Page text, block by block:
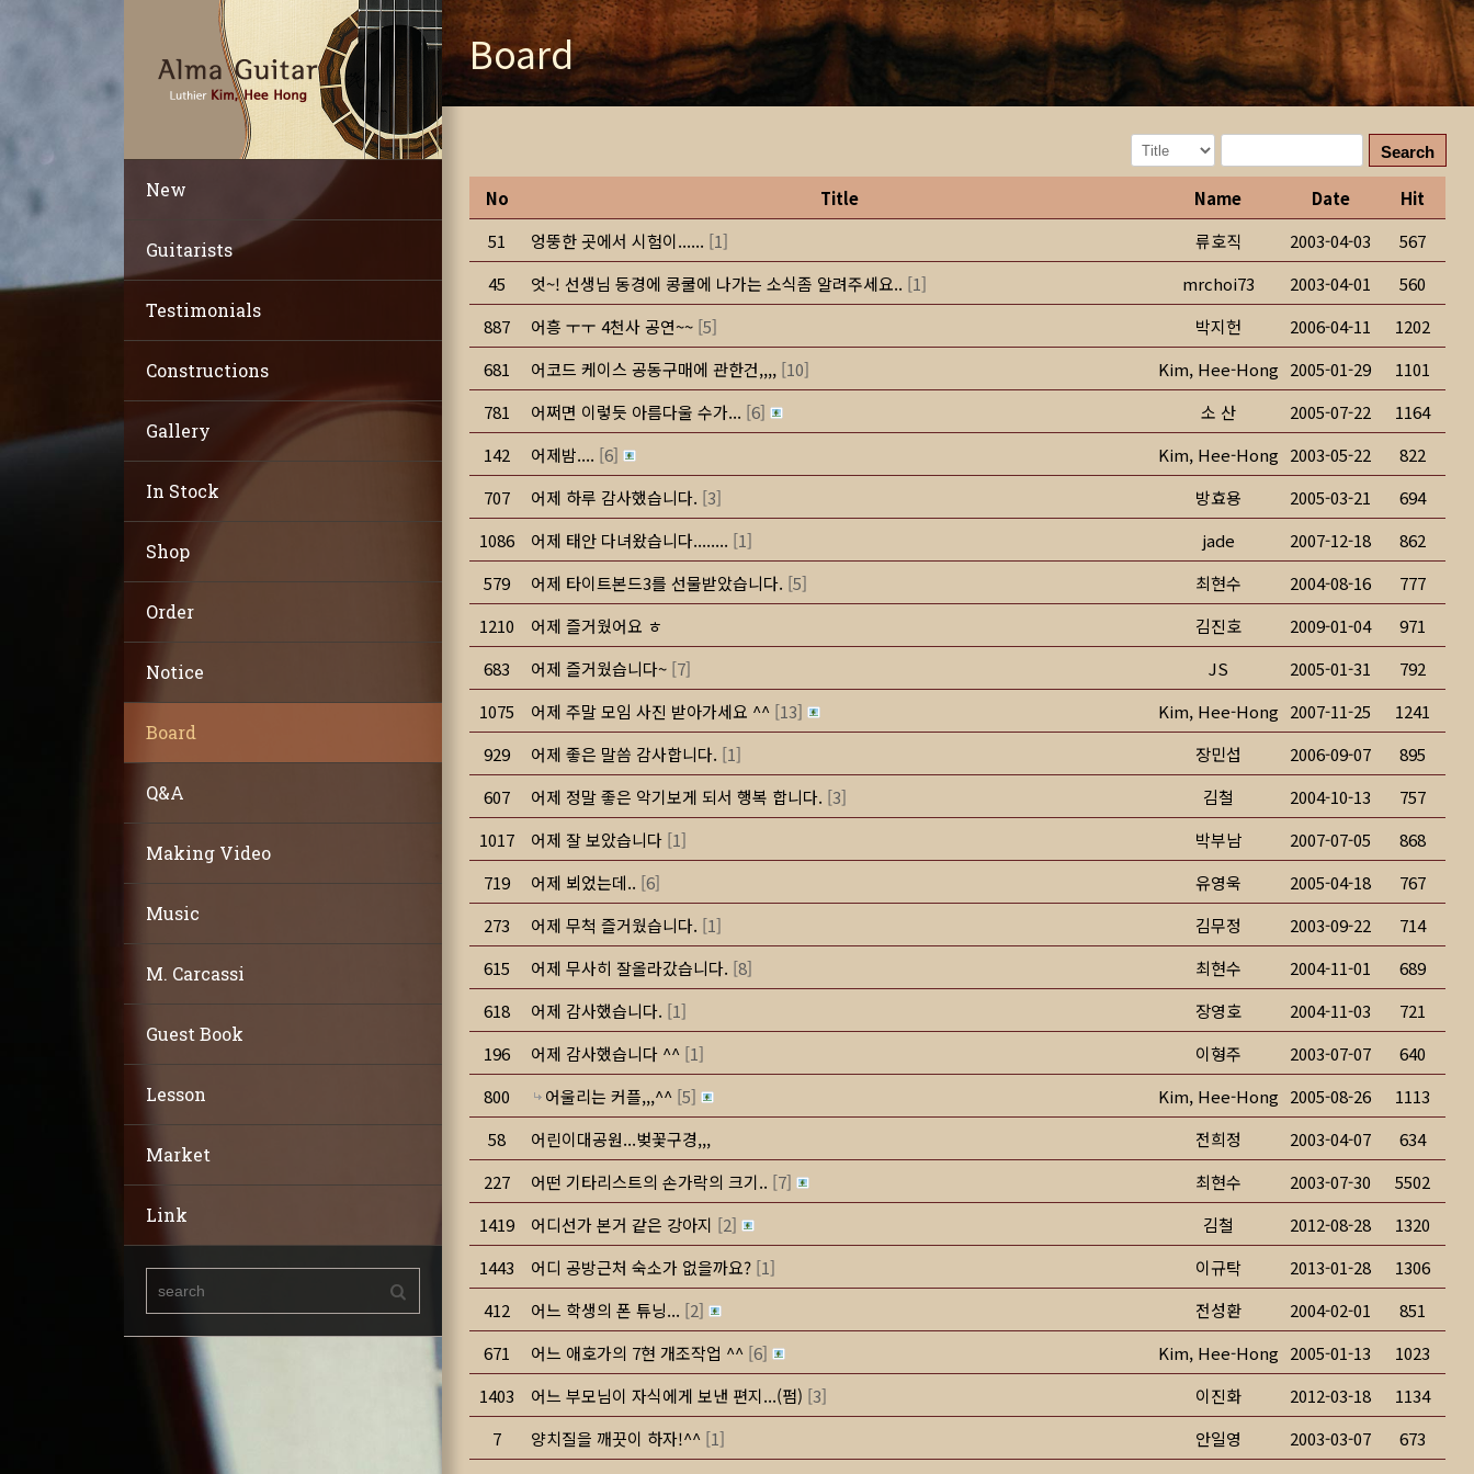
New
Guitarists
Testimonials
Constructions
Gallery
In Stock
Shop
Order
Notice
Board
Q&A
Making Video
Music
M. Carcassi
Guest Book
Lesson
Market
Link
Board
Search
No Title Name Date
Hit
51
엉뚱한 곳에서 시험이...... [1] 류호직 2003-04-03
567
45
엇~! 선생님 동경에 콩쿨에 나가는 소식좀 알려주세요.. [1] mrchoi73 2003-04-01
560
887
어흥 ㅜㅜ 4천사 공연~~ [5] 박지헌 2006-04-11
1202
681
어코드 케이스 공동구매에 관한건,,,, [10] Kim, Hee-Hong 2005-01-29
1101
781
어쩌면 이렇듯 아름다울 수가... [6] 소 산 2005-07-22
1164
142
어제밤.... [6] Kim, Hee-Hong 2003-05-22
822
707
어제 하루 감사했습니다. [3] 방효용 2005-03-21
694
1086
어제 태안 다녀왔습니다........ [1] jade 2007-12-18
862
579
어제 타이트본드3를 선물받았습니다. [5] 최현수 2004-08-16
777
1210
어제 즐거웠어요 ㅎ 김진호 2009-01-04
971
683
어제 즐거웠습니다~ [7] JS 2005-01-31
792
1075
어제 주말 모임 사진 받아가세요 ^^ [13] Kim, Hee-Hong 2007-11-25
1241
929
어제 좋은 말씀 감사합니다. [1] 장민섭 2006-09-07
895
607
어제 정말 좋은 악기보게 되서 행복 합니다. [3] 김철 2004-10-13
757
1017
어제 잘 보았습니다 [1] 박부남 2007-07-05
868
719
어제 뵈었는데.. [6] 유영욱 2005-04-18
767
273
어제 무척 즐거웠습니다. [1] 김무정 2003-09-22
714
615
어제 무사히 잘올라갔습니다. [8] 최현수 2004-11-01
689
618
어제 감사했습니다. [1] 장영호 2004-11-03
721
196
어제 감사했습니다 ^^ [1] 이형주 2003-07-07
640
800
어울리는 커플,,,^^ [5] Kim, Hee-Hong 2005-08-26
1113
58
어린이대공원...벚꽃구경,,, 전희정 2003-04-07
634
227
어떤 기타리스트의 손가락의 크기.. [7] 최현수 2003-07-30
5502
1419
어디선가 본거 같은 강아지 [2] 김철 2012-08-28
1320
1443
어디 공방근처 숙소가 없을까요? [1] 이규탁 2013-01-28
1306
412
어느 학생의 폰 튜닝... [2] 전성환 2004-02-01
851
671
어느 애호가의 7현 개조작업 ^^ [6] Kim, Hee-Hong 2005-01-13
1023
1403
어느 부모님이 자식에게 보낸 편지...(펌) [3] 이진화 2012-03-18
1134
7
양치질을 깨끗이 하자!^^ [1] 안일영 2003-03-07
673